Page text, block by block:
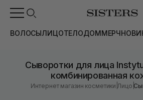
ВОЛОСЫЛИЦОТЕЛОДОММЕРЧ
Сыворотки для лица
комбинированная
Интернет магазин косметики |Лицо |